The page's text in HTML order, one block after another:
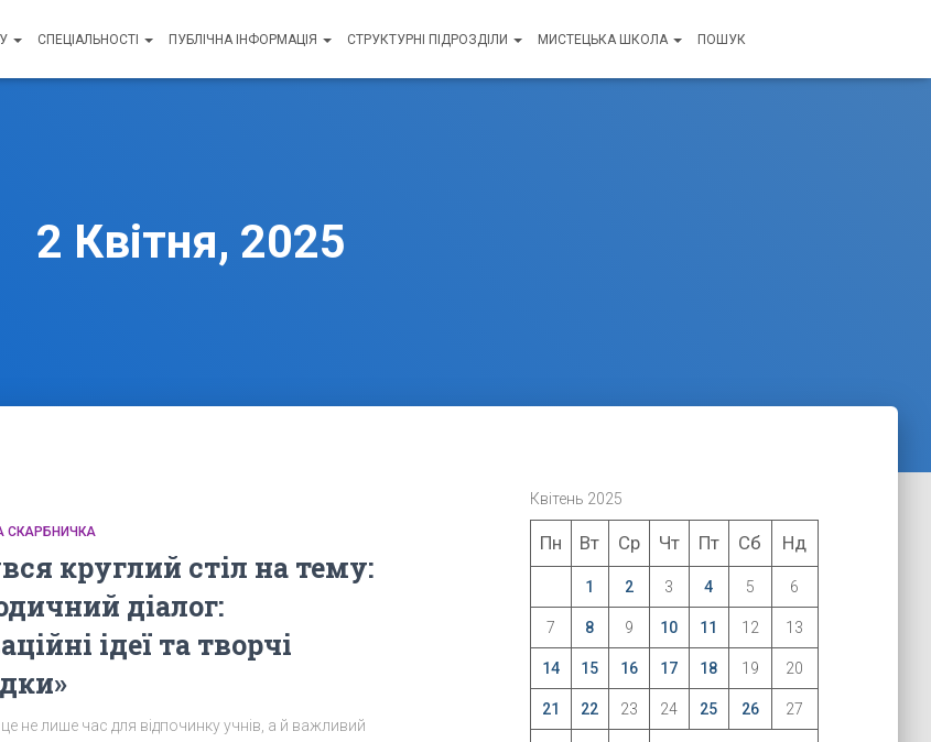
СПЕЦІАЛЬНОСТІ ПУБЛІЧНА ІНФОРМАЦІЯ СТРУКТУРНІ ПІДРОЗДІЛИ МИСТЕЦЬКА ШКОЛА ПОШУК
2 Квітня, 2025
СКАРБНИЧКА
круглий стіл на тему:
діалог:
ідеї та творчі
це не лише час для відпочинку учнів, а й важливий
Квітень 2025
Пн Вт Ср Чт Пт Сб Нд
1 2 3 4 5 6
7 8 9 10 11 12 13
14 15 16 17 18 19 20
21 22 23 24 25 26 27